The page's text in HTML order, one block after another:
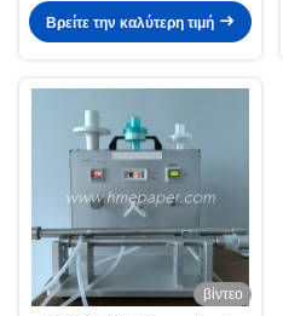
Requirements
Βρείτε την καλύτερη τιμή
βίντεο